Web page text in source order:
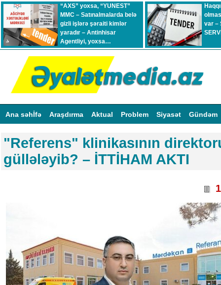
“AXS” yoxsa, “YUNEST”
MMC – Satınalmalarda belə
gizli işlərə şəraiti kimlər
yaradır – Antinhisar
Agentliyi, yoxsa…
var –
Ana səhİfə Araşdırma Aktual Problem Siyasət Gündəm
"Referens" klinikasının
güllələyib? – İTTİHAM AKTI